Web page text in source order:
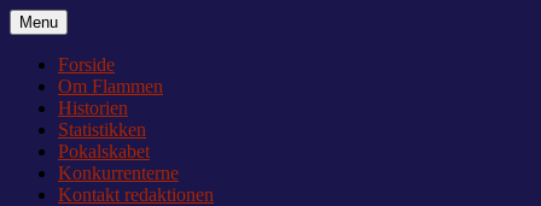
Videre
til
indhold
Flammen
Nyheder og debat om Team Tvis Holstebro
Menu
Forside
Om Flammen
Historien
Statistikken
Pokalskabet
Konkurrenterne
Kontakt redaktionen